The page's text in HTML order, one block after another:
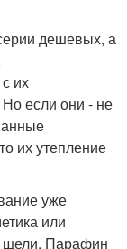
дешевых, а
их
Но если они - не
их утепление
уже
или
щели. Парафин